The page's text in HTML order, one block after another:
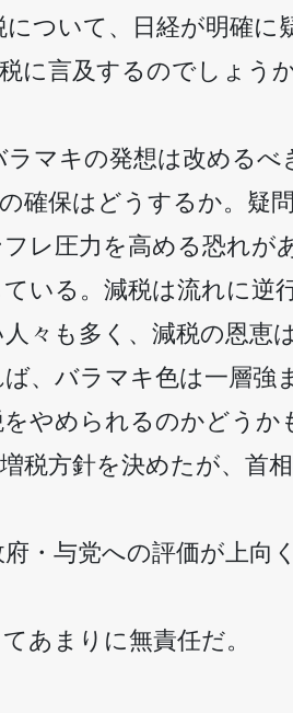
ついて、日経が明確に
に言及するのでしょうか
マキの発想は改めるべ
確保はどうするか。疑
レ圧力を高める恐れが
いる。減税は流れに逆
々も多く、減税の恩恵
、バラマキ色は一層強
やめられるのかどうか
税方針を決めたが、首
・与党への評価が上向
あまりに無責任だ。